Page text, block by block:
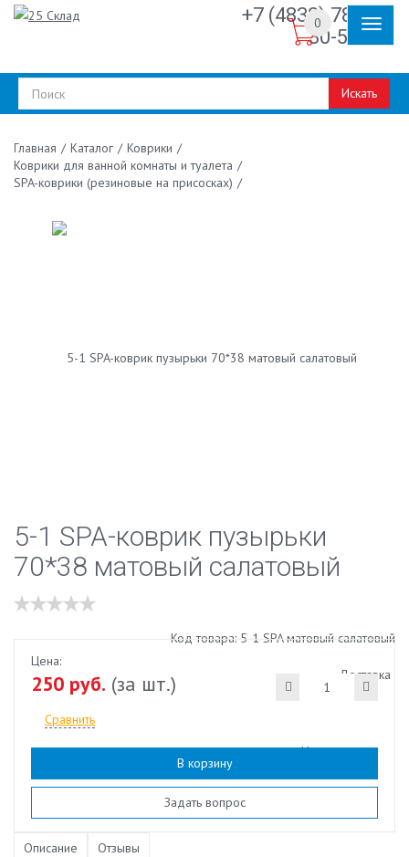
+7 (4832) 78-
30-50
Искать
0
Главная / Каталог / Коврики /
Коврики для ванной комнаты и туалета /
SPA-коврики (резиновые на присосках) /
5-1 SPA-коврик пузырьки
70*38 матовый салатовый
Наличие:есть
Код товара: 5-1 SPA матовый салатовый
Доставка
Цена:
250 руб. (за шт.)
Сравнить
В корзину
Задать вопрос
Описание Отзывы